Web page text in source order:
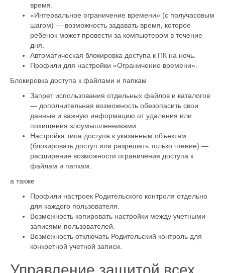
время.
«Интервальное ограничение времени» (с получасовым
шагом) — возможность задавать время, которое
ребенок может провести за компьютером в течение
дня.
Автоматическая блокировка доступа к ПК на ночь.
Профили для настройки «Ограничение времени».
Блокировка доступа к файлами и папкам
Запрет использования отдельных файлов и каталогов
— дополнительная возможность обезопасить свои
данные и важную информацию от удаления или
похищения злоумышленниками.
Настройка типа доступа к указанным объектам
(блокировать доступ или разрешать только чтение) —
расширение возможности ограничения доступа к
файлам и папкам.
а также
Профили настроек Родительского контроля отдельно
для каждого пользователя.
Возможность копировать настройки между учетными
записями пользователей.
Возможность отключать Родительский контроль для
конкретной учетной записи.
Управление защитой всех